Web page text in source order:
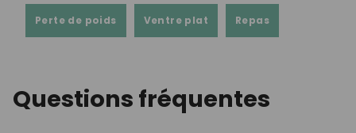
Perte de poids Ventre plat Repas
Questions fréquentes